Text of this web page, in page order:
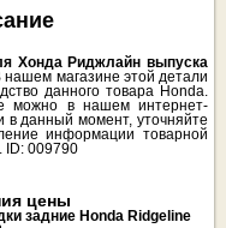
Хонда Риджлайн выпуска
нашем магазине этой детали
данного товара Honda.
можно в нашем интернет-
в данный момент, уточняйте
информации товарной
ID: 009790
цены